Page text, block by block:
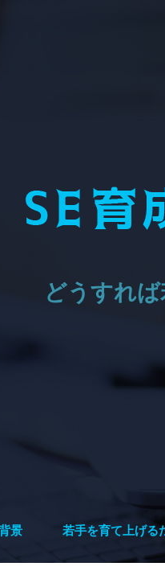
どうすれ
景 若手を育て上げる